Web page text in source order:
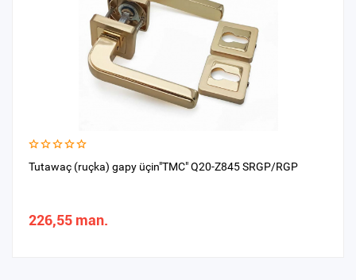
Tutawaç (ruçka) gapy üçin"TMC" Q20-Z845 SRGP/RGP
226,55 man.